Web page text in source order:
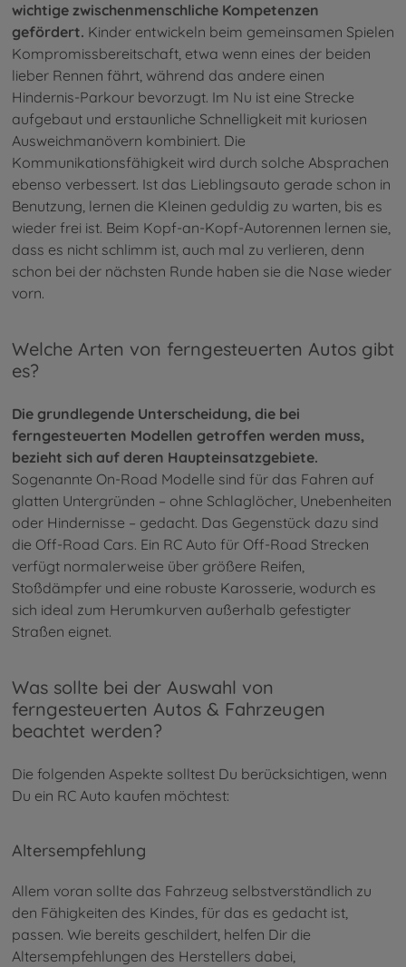
wichtige zwischenmenschliche Kompetenzen
gefördert. Kinder entwickeln beim gemeinsamen Spielen
Kompromissbereitschaft, etwa wenn eines der beiden
lieber Rennen fährt, während das andere einen
Hindernis-Parkour bevorzugt. Im Nu ist eine Strecke
aufgebaut und erstaunliche Schnelligkeit mit kuriosen
Ausweichmanövern kombiniert. Die
Kommunikationsfähigkeit wird durch solche Absprachen
ebenso verbessert. Ist das Lieblingsauto gerade schon in
Benutzung, lernen die Kleinen geduldig zu warten, bis es
wieder frei ist. Beim Kopf-an-Kopf-Autorennen lernen sie,
dass es nicht schlimm ist, auch mal zu verlieren, denn
schon bei der nächsten Runde haben sie die Nase wieder
vorn.
Welche Arten von ferngesteuerten Autos gibt
es?
Die grundlegende Unterscheidung, die bei
ferngesteuerten Modellen getroffen werden muss,
bezieht sich auf deren Haupteinsatzgebiete.
Sogenannte On-Road Modelle sind für das Fahren auf
glatten Untergründen – ohne Schlaglöcher, Unebenheiten
oder Hindernisse – gedacht. Das Gegenstück dazu sind
die Off-Road Cars. Ein RC Auto für Off-Road Strecken
verfügt normalerweise über größere Reifen,
Stoßdämpfer und eine robuste Karosserie, wodurch es
sich ideal zum Herumkurven außerhalb gefestigter
Straßen eignet.
Was sollte bei der Auswahl von
ferngesteuerten Autos & Fahrzeugen
beachtet werden?
Die folgenden Aspekte solltest Du berücksichtigen, wenn
Du ein RC Auto kaufen möchtest:
Altersempfehlung
Allem voran sollte das Fahrzeug selbstverständlich zu
den Fähigkeiten des Kindes, für das es gedacht ist,
passen. Wie bereits geschildert, helfen Dir die
Altersempfehlungen des Herstellers dabei,